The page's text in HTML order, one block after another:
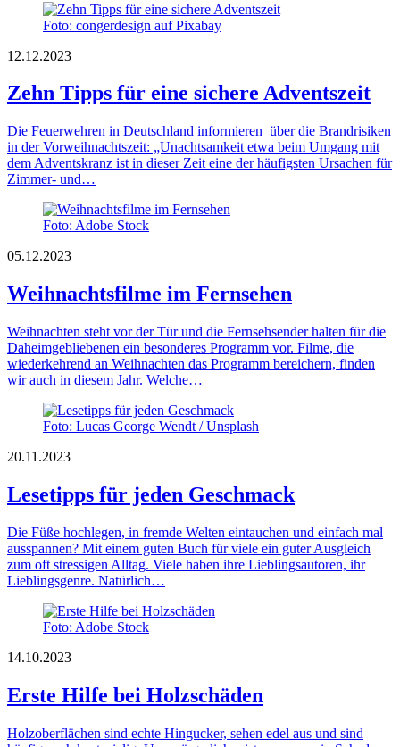
Foto: congerdesign auf Pixabay
12.12.2023
Zehn Tipps für eine sichere Adventszeit
Die Feuerwehren in Deutschland informieren über die Brandrisiken
in der Vorweihnachtszeit: „Unachtsamkeit etwa beim Umgang mit
dem Adventskranz ist in dieser Zeit eine der häufigsten Ursachen für
Zimmer- und…
Foto: Adobe Stock
05.12.2023
Weihnachtsfilme im Fernsehen
Weihnachten steht vor der Tür und die Fernsehsender halten für die
Daheimgebliebenen ein besonderes Programm vor. Filme, die
wiederkehrend an Weihnachten das Programm bereichern, finden
wir auch in diesem Jahr. Welche…
Foto: Lucas George Wendt / Unsplash
20.11.2023
Lesetipps für jeden Geschmack
Die Füße hochlegen, in fremde Welten eintauchen und einfach mal
ausspannen? Mit einem guten Buch für viele ein guter Ausgleich
zum oft stressigen Alltag. Viele haben ihre Lieblingsautoren, ihr
Lieblingsgenre. Natürlich…
Foto: Adobe Stock
14.10.2023
Erste Hilfe bei Holzschäden
Holzoberflächen sind echte Hingucker, sehen edel aus und sind